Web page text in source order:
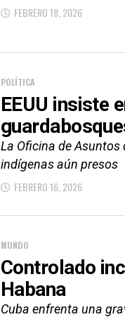
FEBRERO 18, 2026
POLÍTICA
EEUU insiste
La Oficina de
indígenas aún presos
FEBRERO 16, 2026
MUNDO
Controlado
Habana
Cuba enfrenta una